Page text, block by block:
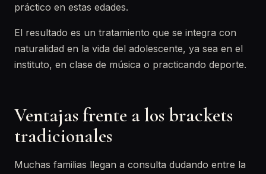
práctico en estas edades.
El resultado es un tratamiento que se integra con
naturalidad en la vida del adolescente, ya sea en el
instituto, en clase de música o practicando deporte.
Ventajas frente a los brackets
tradicionales
Muchas familias llegan a consulta dudando entre la